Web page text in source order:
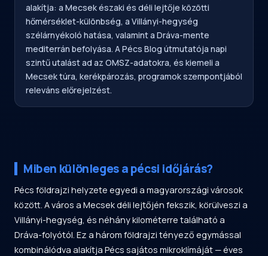
alakítja: a Mecsek északi és déli lejtője közötti
hőmérséklet-különbség, a Villányi-hegység
szélárnyékoló hatása, valamint a Dráva-mente
mediterrán befolyása. A Pécs Blog útmutatója napi
szintű utalást ad az OMSZ-adatokra, és kiemeli a
Mecsek túra, kerékpározás, programok szempontjából
releváns előrejelzést.
Miben különleges a pécsi időjárás?
Pécs földrajzi helyzete egyedi a magyarországi városok
között. A város a Mecsek déli lejtőjén fekszik, körülveszi a
Villányi-hegység, és néhány kilométerre található a
Dráva-folyótól. Ez a három földrajzi tényező egymással
kombinálódva alakítja Pécs sajátos mikroklímáját — éves